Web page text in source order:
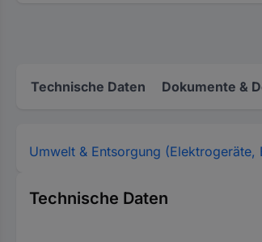
Technische Daten Dokumente &
Umwelt & Entsorgung (Elektrogeräte,
Technische Daten